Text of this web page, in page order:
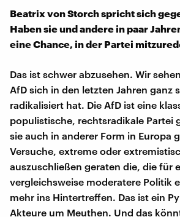
Beatrix von Storch spricht sich
Haben sie und andere in paar
eine Chance, in der Partei
Das ist schwer abzusehen. Wir
AfD sich in den letzten Jahren ganz
radikalisiert hat. Die AfD ist eine
populistische, rechtsradikale Partei
sie auch in anderer Form in Europa
Versuche, extreme oder
auszuschließen geraten die, die für
vergleichsweise moderatere Politik
mehr ins Hintertreffen. Das ist ein
Akteure um Meuthen. Und das